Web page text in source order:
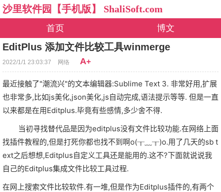
沙里软件园【手机版】 ShaliSoft.com
首页 博文
EditPlus 添加文件比较工具winmerge
2022/1/1 23:03:37 网络 A+
最近接触了"潮流兴"的文本编辑器:Sublime Text 3. 非常好用,扩展
也非常多,比如js美化,json美化,js自动完成,语法提示等等. 但是一直
以来都是在用Editplus.毕竟有些感情,多少舍不得.
当初寻找替代品是因为editplus没有文件比较功能.在网络上面
找插件教程的,但是打死你都也找不到啊o(╥﹏╥)o.用了几天的sb t
ext之后想想,Editplus自定义工具还是能用的.这不?下面就说说我
自己的Editplus集成文件比较工具过程.
在网上搜索文件比较软件.有一堆,但是作为Editplus插件的,有两个